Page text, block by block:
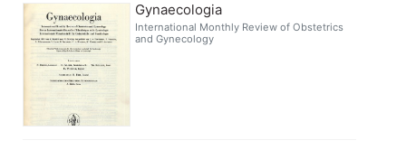
Gynaecologia
International Monthly Review of Obstetrics
and Gynecology